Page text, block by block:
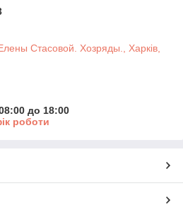
Стасовой. Хозряды., Харків,
до 18:00
роботи